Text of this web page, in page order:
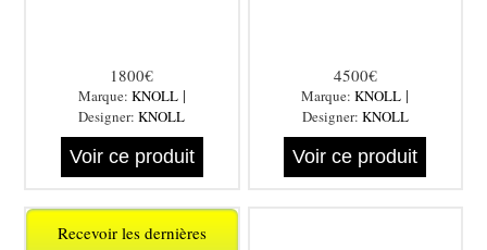
1800€
Marque: KNOLL|
Designer:KNOLL
Voir ce produit
4500€
Marque:KNOLL |
Designer: KNOLL
Voir ce produit
Recevoir les dernières